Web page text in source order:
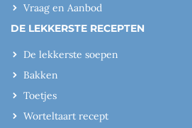
Vraag en Aanbod
DE LEKKERSTE RECEPTEN
De lekkerste soepen
Bakken
Toetjes
Worteltaart recept